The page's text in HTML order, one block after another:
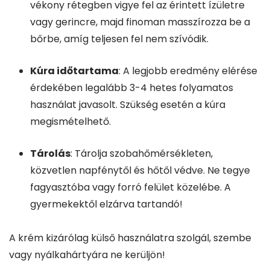
vékony rétegben vigye fel az érintett ízületre
vagy gerincre, majd finoman masszírozza be a
bőrbe, amíg teljesen fel nem szívódik.
Kúra időtartama: A legjobb eredmény elérése
érdekében legalább 3-4 hetes folyamatos
használat javasolt. Szükség esetén a kúra
megismételhető.
Tárolás: Tárolja szobahőmérsékleten,
közvetlen napfénytől és hőtől védve. Ne tegye
fagyasztóba vagy forró felület közelébe. A
gyermekektől elzárva tartandó!
A krém kizárólag külső használatra szolgál, szembe
vagy nyálkahártyára ne kerüljön!